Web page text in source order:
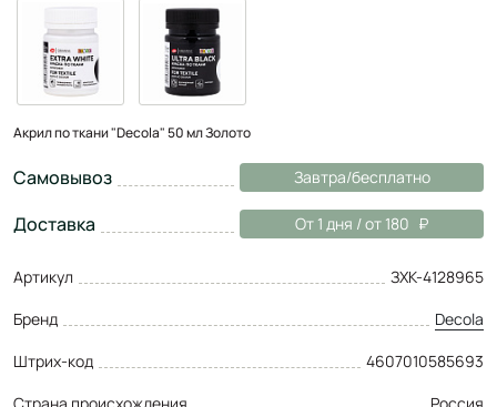
Акрил по ткани "Decola" 50 мл Золото
Самовывоз Завтра/бесплатно
Доставка От 1 дня / от 180
Артикул
ЗХК-4128965
Бренд
Decola
Штрих-код
4607010585693